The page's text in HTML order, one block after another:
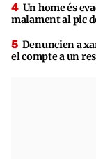
Un home és
malament al pic
Denuncien a
el compte a un